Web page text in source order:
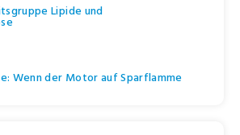
Lipide und
Wenn der Motor auf Sparflamme